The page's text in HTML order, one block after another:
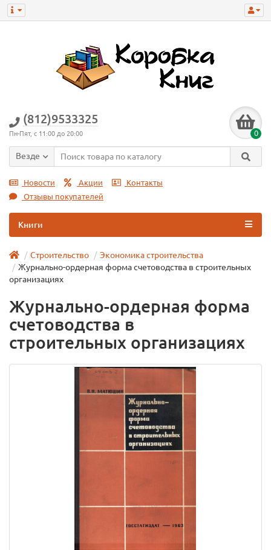
(812)9533325
Пн-Пят, с 11:00 до 20:00 0
Везде
Новости Акции
Контакты
Отзывы покупателей
Книги
Строительство
Экономика строительства
Журнально-ордерная форма счетоводства в строительных
организациях
Журнально-ордерная форма
счетоводства в
строительных организациях